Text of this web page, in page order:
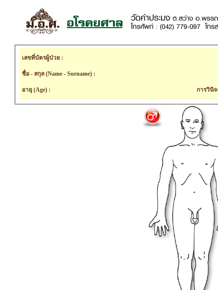
เลขที่บัตรผู้ป่วย :
ชื่อ - สกุล (Name - Surname) :
อายุ (Age) : การวินิ